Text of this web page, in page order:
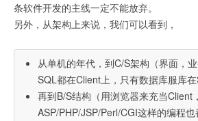
条软件开发的主线一定不能放弃。
另外，从架构上来说，我们可以看到，
从单机的年代，到C/S架构（界面，
SQL都在Client上，只有数据库服库在
再到B/S结构（用浏览器来充当Client
ASP/PHP/JSP/Perl/CGI这样的编程